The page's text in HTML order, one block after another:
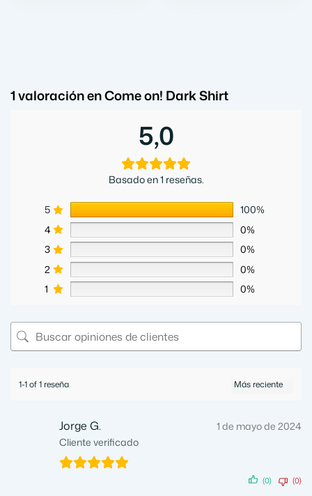
1 valoración enCome on! Dark Shirt
5,0
Basado en 1 reseñas.
5
100%
4
0%
3
0%
2
0%
1
0%
1-1 of 1 reseña
Jorge G.
Cliente verificado
1 de mayo de 2024
(0) (0)